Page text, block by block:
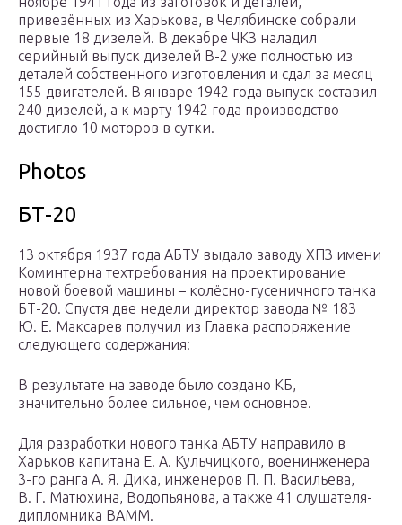
привезённых из Харькова, в Челябинске собрали
первые 18 дизелей. В декабре ЧКЗ наладил
серийный выпуск дизелей В-2 уже полностью из
деталей собственного изготовления и сдал за месяц
155 двигателей. В январе 1942 года выпуск составил
240 дизелей, а к марту 1942 года производство
достигло 10 моторов в сутки.
Photos
БТ-20
13 октября 1937 года АБТУ выдало заводу ХПЗ имени
Коминтерна техтребования на проектирование
новой боевой машины – колёсно-гусеничного танка
БТ-20. Спустя две недели директор завода № 183
Ю. Е. Максарев получил из Главка распоряжение
следующего содержания:
В результате на заводе было создано КБ,
значительно более сильное, чем основное.
Для разработки нового танка АБТУ направило в
Харьков капитана Е. А. Кульчицкого, военинженера
3-го ранга А. Я. Дика, инженеров П. П. Васильева,
В. Г. Матюхина, Водопьянова, а также 41 слушателя-
дипломника ВАММ.